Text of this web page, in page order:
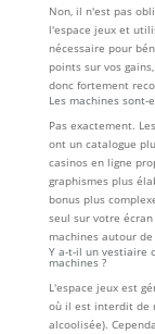
Non, il n'est pas
l'espace jeux et
nécessaire pour
points sur vos
donc fortement
Les machines sont-
Pas exactement.
ont un catalogue
casinos en ligne
graphismes plus
bonus plus
seul sur votre
machines autour de
Y a-t-il un vestiaire
machines ?
L'espace jeux est
où il est interdit de
alcoolisée).